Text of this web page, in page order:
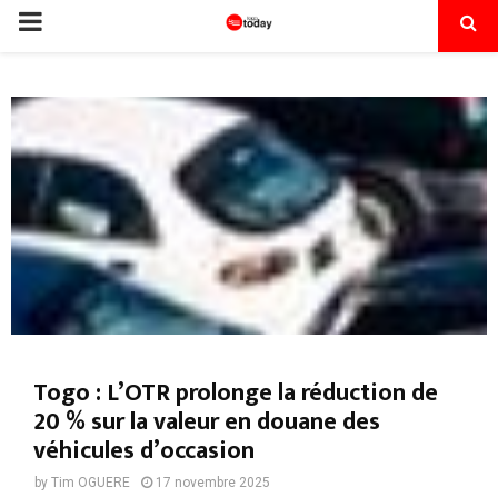
Togo : L’OTR prolonge la réduction de
20 % sur la valeur en douane des
véhicules d’occasion
by Tim OGUERE 17 novembre 2025